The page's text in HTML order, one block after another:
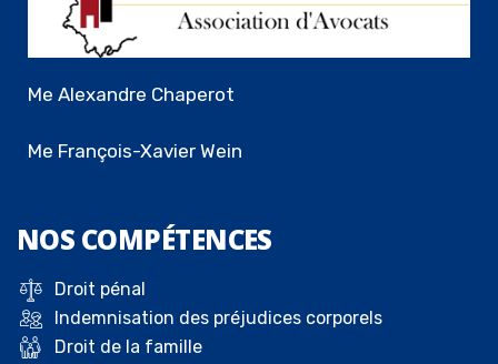
Me Alexandre Chaperot
Me François-Xavier Wein
NOS COMPÉTENCES
Droit pénal
Indemnisation des préjudices corporels
Droit de la famille